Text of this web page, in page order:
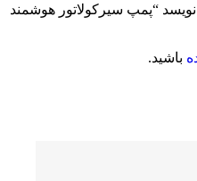
“پمپ سیرکولاتور هوشمند
باشید.